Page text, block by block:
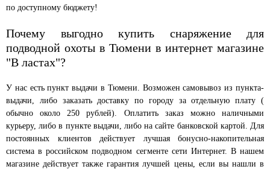
по доступному бюджету!
Почему выгодно купить снаряжение для
подводной охоты в Тюмени в интернет магазине
"В ластах"?
У нас есть пункт выдачи в Тюмени. Возможен самовывоз из пункта-
выдачи, либо заказать доставку по городу за отдельную плату (
обычно около 250 рублей). Оплатить заказ можно наличными
курьеру, либо в пункте выдачи, либо на сайте банковской картой. Для
постоянных клиентов действует лучшая бонусно-накопительная
система в российском подводном сегменте сети Интернет. В нашем
магазине действует также гарантия лучшей цены, если вы нашли в